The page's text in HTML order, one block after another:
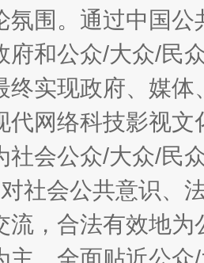
有保障
始实施
氛围。通过中国
府和公众/大众/民
终实现政府、媒
代网络科技影视
社会公众/大众/民
社会公共意识、
流，合法有效地